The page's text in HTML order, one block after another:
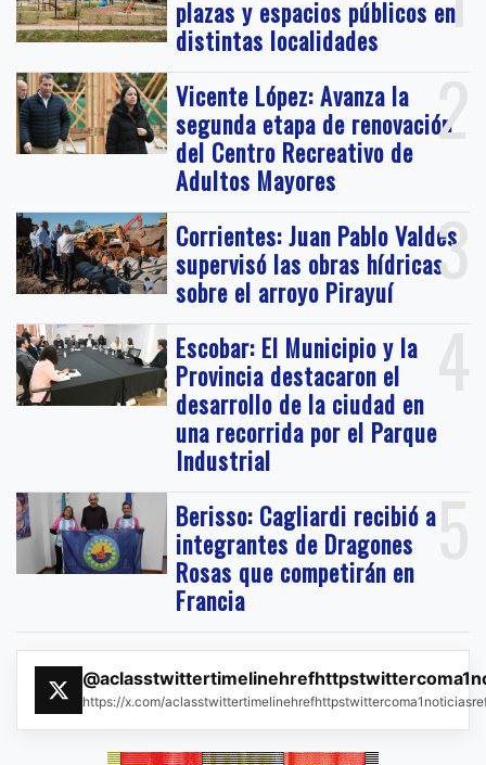
plazas y espacios públicos en
distintas localidades
2
Vicente López: Avanza la
segunda etapa de renovación
del Centro Recreativo de
Adultos Mayores
3
Corrientes: Juan Pablo Valdés
supervisó las obras hídricas
sobre el arroyo Pirayuí
4
Escobar: El Municipio y la
Provincia destacaron el
desarrollo de la ciudad en
una recorrida por el Parque
Industrial
5
Berisso: Cagliardi recibió a
integrantes de Dragones
Rosas que competirán en
Francia
https://x.com/